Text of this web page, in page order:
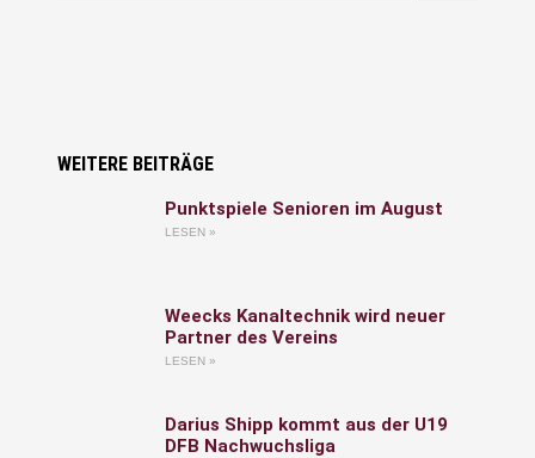
WEITERE BEITRÄGE
Punktspiele Senioren im August
LESEN »
Weecks Kanaltechnik wird neuer
Partner des Vereins
LESEN »
Darius Shipp kommt aus der U19
DFB Nachwuchsliga